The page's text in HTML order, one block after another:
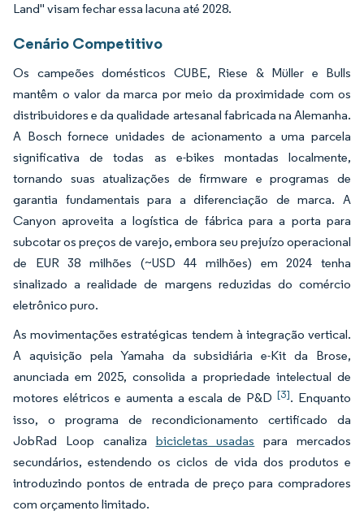
Land" visam fechar essa lacuna até 2028.
Cenário Competitivo
Os campeões domésticos CUBE, Riese & Müller e Bulls
mantêm o valor da marca por meio da proximidade com os
distribuidores e da qualidade artesanal fabricada na Alemanha.
A Bosch fornece unidades de acionamento a uma parcela
significativa de todas as e-bikes montadas localmente,
tornando suas atualizações de firmware e programas de
garantia fundamentais para a diferenciação de marca. A
Canyon aproveita a logística de fábrica para a porta para
subcotar os preços de varejo, embora seu prejuízo operacional
de EUR 38 milhões (~USD 44 milhões) em 2024 tenha
sinalizado a realidade de margens reduzidas do comércio
eletrônico puro.
As movimentações estratégicas tendem à integração vertical.
A aquisição pela Yamaha da subsidiária e-Kit da Brose,
anunciada em 2025, consolida a propriedade intelectual de
motores elétricos e aumenta a escala de P&D[3]. Enquanto
isso, o programa de recondicionamento certificado da
JobRad Loop canaliza bicicletas usadas para mercados
secundários, estendendo os ciclos de vida dos produtos e
introduzindo pontos de entrada de preço para compradores
com orçamento limitado.